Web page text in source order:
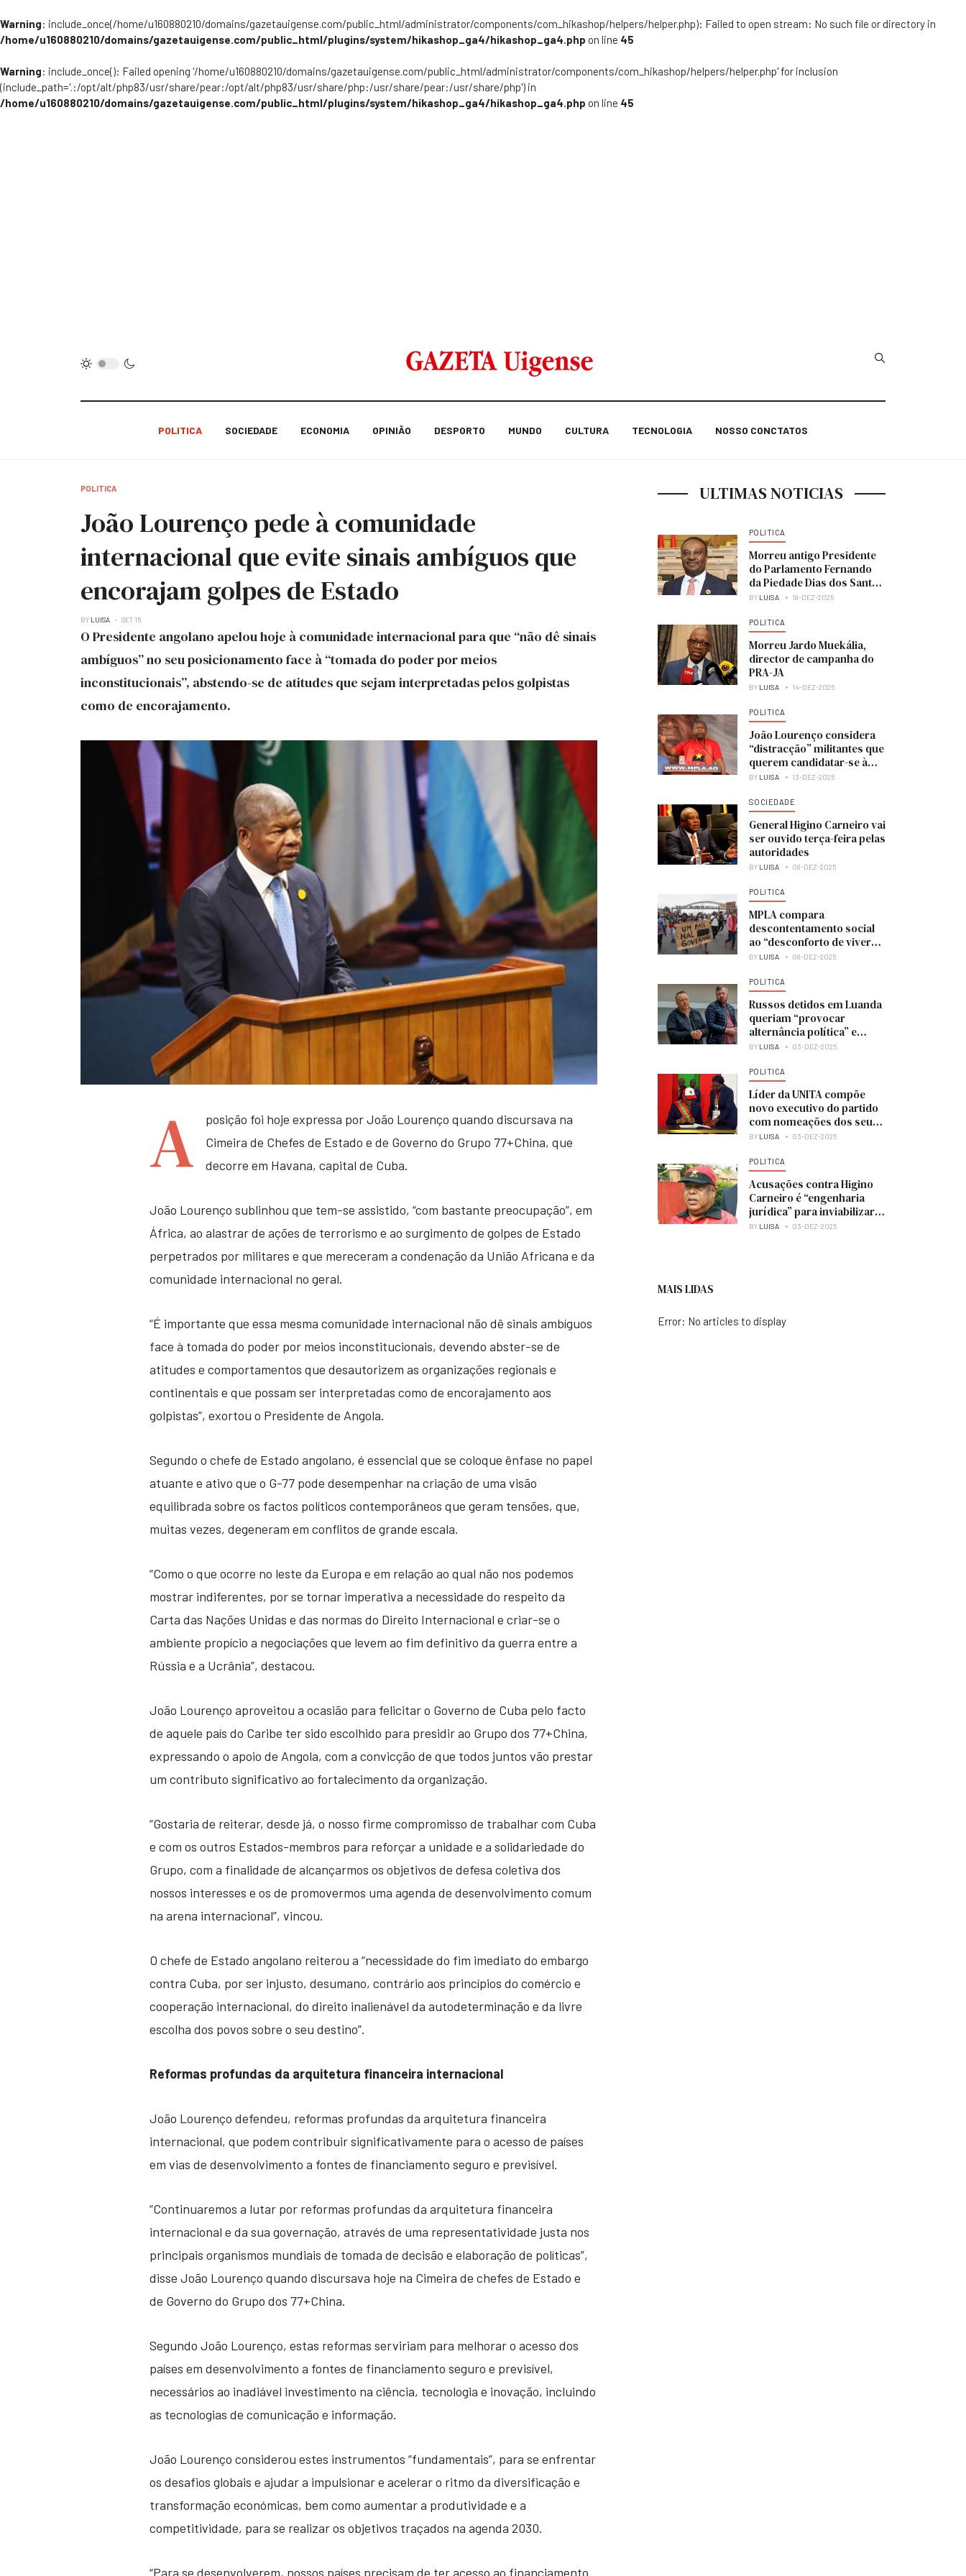
Warning: include_once(/home/u160880210/domains/gazetauigense.com/public_html/administrator/components/com_hikashop/helpers/helper.php): Failed to open stream: No such file or directory in
/home/u160880210/domains/gazetauigense.com/public_html/plugins/system/hikashop_ga4/hikashop_ga4.php on line 45
Warning: include_once(): Failed opening '/home/u160880210/domains/gazetauigense.com/public_html/administrator/components/com_hikashop/helpers/helper.php' for inclusion
(include_path='.:/opt/alt/php83/usr/share/pear:/opt/alt/php83/usr/share/php:/usr/share/pear:/usr/share/php') in
/home/u160880210/domains/gazetauigense.com/public_html/plugins/system/hikashop_ga4/hikashop_ga4.php on line 45
Type 2 or more
POLITICA SOCIEDADE ECONOMIA OPINIÃO DESPORTO MUNDO CULTURA TECNOLOGIA NOSSO CONCTATOS
POLITICA
João Lourenço pede à comunidade
internacional que evite sinais ambíguos que
encorajam golpes de Estado
BY LUISA SET 15
O Presidente angolano apelou hoje à comunidade internacional para que “não dê sinais
ambíguos” no seu posicionamento face à “tomada do poder por meios
inconstitucionais”, abstendo-se de atitudes que sejam interpretadas pelos golpistas
como de encorajamento.
A
posição foi hoje expressa por João Lourenço quando discursava na
Cimeira de Chefes de Estado e de Governo do Grupo 77+China, que
decorre em Havana, capital de Cuba.
João Lourenço sublinhou que tem-se assistido, “com bastante preocupação”, em
África, ao alastrar de ações de terrorismo e ao surgimento de golpes de Estado
perpetrados por militares e que mereceram a condenação da União Africana e da
comunidade internacional no geral.
“É importante que essa mesma comunidade internacional não dê sinais ambíguos
face à tomada do poder por meios inconstitucionais, devendo abster-se de
atitudes e comportamentos que desautorizem as organizações regionais e
continentais e que possam ser interpretadas como de encorajamento aos
golpistas”, exortou o Presidente de Angola.
Segundo o chefe de Estado angolano, é essencial que se coloque ênfase no papel
atuante e ativo que o G-77 pode desempenhar na criação de uma visão
equilibrada sobre os factos políticos contemporâneos que geram tensões, que,
muitas vezes, degeneram em conflitos de grande escala.
“Como o que ocorre no leste da Europa e em relação ao qual não nos podemos
mostrar indiferentes, por se tornar imperativa a necessidade do respeito da
Carta das Nações Unidas e das normas do Direito Internacional e criar-se o
ambiente propício a negociações que levem ao fim definitivo da guerra entre a
Rússia e a Ucrânia”, destacou.
João Lourenço aproveitou a ocasião para felicitar o Governo de Cuba pelo facto
de aquele país do Caribe ter sido escolhido para presidir ao Grupo dos 77+China,
expressando o apoio de Angola, com a convicção de que todos juntos vão prestar
um contributo significativo ao fortalecimento da organização.
“Gostaria de reiterar, desde já, o nosso firme compromisso de trabalhar com Cuba
e com os outros Estados-membros para reforçar a unidade e a solidariedade do
Grupo, com a finalidade de alcançarmos os objetivos de defesa coletiva dos
nossos interesses e os de promovermos uma agenda de desenvolvimento comum
na arena internacional”, vincou.
O chefe de Estado angolano reiterou a “necessidade do fim imediato do embargo
contra Cuba, por ser injusto, desumano, contrário aos princípios do comércio e
cooperação internacional, do direito inalienável da autodeterminação e da livre
escolha dos povos sobre o seu destino”.
Reformas profundas da arquitetura financeira internacional
João Lourenço defendeu, reformas profundas da arquitetura financeira
internacional, que podem contribuir significativamente para o acesso de países
em vias de desenvolvimento a fontes de financiamento seguro e previsível.
“Continuaremos a lutar por reformas profundas da arquitetura financeira
internacional e da sua governação, através de uma representatividade justa nos
principais organismos mundiais de tomada de decisão e elaboração de políticas”,
disse João Lourenço quando discursava hoje na Cimeira de chefes de Estado e
de Governo do Grupo dos 77+China.
Segundo João Lourenço, estas reformas serviriam para melhorar o acesso dos
países em desenvolvimento a fontes de financiamento seguro e previsível,
necessários ao inadiável investimento na ciência, tecnologia e inovação, incluindo
as tecnologias de comunicação e informação.
João Lourenço considerou estes instrumentos “fundamentais”, para se enfrentar
os desafios globais e ajudar a impulsionar e acelerar o ritmo da diversificação e
transformação económicas, bem como aumentar a produtividade e a
competitividade, para se realizar os objetivos traçados na agenda 2030.
“Para se desenvolverem, nossos países precisam de ter acesso ao financiamento
ULTIMAS NOTICIAS
POLITICA
Morreu antigo Presidente
do Parlamento Fernando
da Piedade Dias dos Santos
“Nandó”
BY LUISA 18-DEZ-2025
POLITICA
Morreu Jardo Muekália,
director de campanha do
PRA-JA
BY LUISA 14-DEZ-2025
POLITICA
João Lourenço considera
“distracção” militantes que
querem candidatar-se à
liderança do MPLA
BY LUISA 13-DEZ-2025
SOCIEDADE
General Higino Carneiro vai
ser ouvido terça-feira pelas
autoridades
BY LUISA 08-DEZ-2025
POLITICA
MPLA compara
descontentamento social
ao “desconforto de viver
numa casa em obras”
BY LUISA 08-DEZ-2025
POLITICA
Russos detidos em Luanda
queriam “provocar
alternância política” e
colocar UNITA no poder
BY LUISA 03-DEZ-2025
POLITICA
Líder da UNITA compõe
novo executivo do partido
com nomeações dos seus
membros
BY LUISA 03-DEZ-2025
POLITICA
Acusações contra Higino
Carneiro é “engenharia
jurídica” para inviabilizar
candidatura à presidência
BY LUISA 03-DEZ-2025
MAIS LIDAS
Error: No articles to display